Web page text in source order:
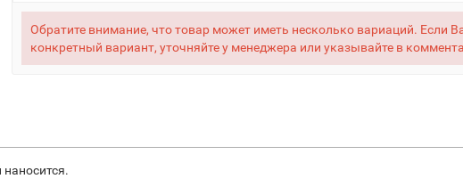
Обратите внимание, что товар может иметь несколько вариаций. Если
конкретный вариант, уточняйте у менеджера или указывайте в